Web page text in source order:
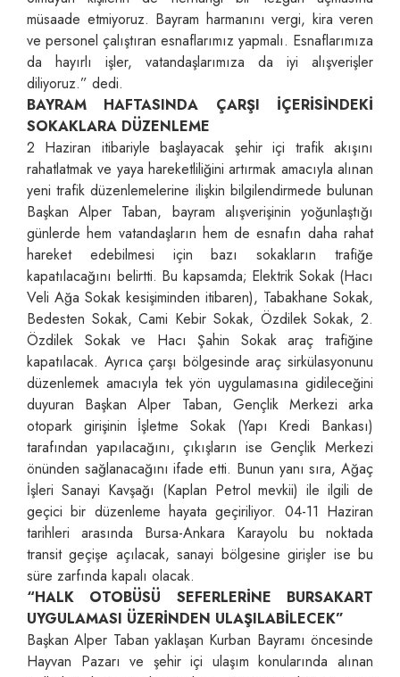
müsaade etmiyoruz. Bayram harmanını vergi, kira veren
ve personel çalıştıran esnaflarımız yapmalı. Esnaflarımıza
da hayırlı işler, vatandaşlarımıza da iyi alışverişler
diliyoruz.” dedi.
BAYRAM HAFTASINDA ÇARŞI İÇERİSİNDEKİ
SOKAKLARA DÜZENLEME
2 Haziran itibariyle başlayacak şehir içi trafik akışını
rahatlatmak ve yaya hareketliliğini artırmak amacıyla alınan
yeni trafik düzenlemelerine ilişkin bilgilendirmede bulunan
Başkan Alper Taban, bayram alışverişinin yoğunlaştığı
günlerde hem vatandaşların hem de esnafın daha rahat
hareket edebilmesi için bazı sokakların trafiğe
kapatılacağını belirtti. Bu kapsamda; Elektrik Sokak (Hacı
Veli Ağa Sokak kesişiminden itibaren), Tabakhane Sokak,
Bedesten Sokak, Cami Kebir Sokak, Özdilek Sokak, 2.
Özdilek Sokak ve Hacı Şahin Sokak araç trafiğine
kapatılacak. Ayrıca çarşı bölgesinde araç sirkülasyonunu
düzenlemek amacıyla tek yön uygulamasına gidileceğini
duyuran Başkan Alper Taban, Gençlik Merkezi arka
otopark girişinin İşletme Sokak (Yapı Kredi Bankası)
tarafından yapılacağını, çıkışların ise Gençlik Merkezi
önünden sağlanacağını ifade etti. Bunun yanı sıra, Ağaç
İşleri Sanayi Kavşağı (Kaplan Petrol mevkii) ile ilgili de
geçici bir düzenleme hayata geçiriliyor. 04-11 Haziran
tarihleri arasında Bursa-Ankara Karayolu bu noktada
transit geçişe açılacak, sanayi bölgesine girişler ise bu
süre zarfında kapalı olacak.
“HALK OTOBÜSÜ SEFERLERİNE BURSAKART
UYGULAMASI ÜZERİNDEN ULAŞILABİLECEK”
Başkan Alper Taban yaklaşan Kurban Bayramı öncesinde
Hayvan Pazarı ve şehir içi ulaşım konularında alınan